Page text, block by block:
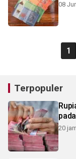
08
1
Terpopuler
20